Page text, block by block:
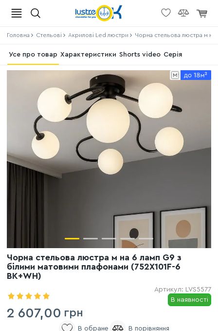
Головна Стельові Акрилові Led люстри Чорна стельова люстра м на
Усе про товар Характеристики Shorts video Серія
Чорна стельова люстра м на 6 ламп G9 з
білими матовими плафонами (752X101F-6
BK+WH)
Артикул: LVS5577
В наявності
2 607,00 грн